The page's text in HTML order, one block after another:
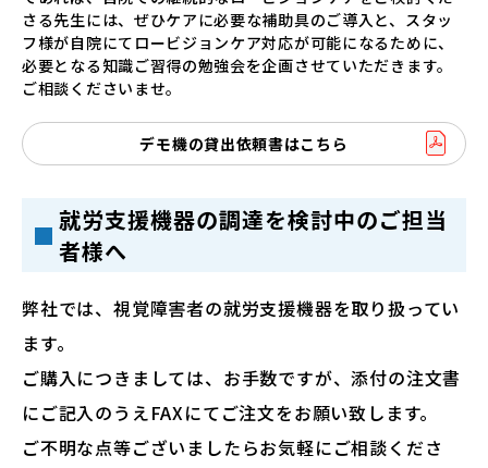
さる先生には、ぜひケアに必要な補助具のご導入と、スタッ
フ様が自院にてロービジョンケア対応が可能になるために、
必要となる知識ご習得の勉強会を企画させていただきます。
ご相談くださいませ。
デモ機の貸出依頼書はこちら
就労支援機器の調達を検討中のご担当
者様へ
弊社では、視覚障害者の就労支援機器を取り扱ってい
ます。
ご購入につきましては、お手数ですが、添付の注文書
にご記入のうえFAXにてご注文をお願い致します。
ご不明な点等ございましたらお気軽にご相談くださ